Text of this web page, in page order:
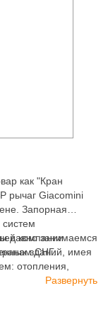
как "Кран
рычаг Giacomini
Запорная
давно занимаемся
зданий, имея
отопления,
компании
СНГ.
Развернуть